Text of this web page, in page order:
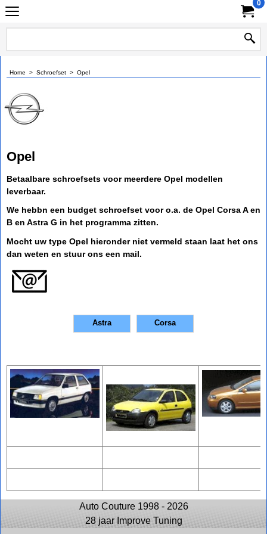
0
Home > Schroefset > Opel
Opel
Betaalbare schroefsets voor meerdere Opel modellen
leverbaar.
We hebbn een budget schroefset voor o.a. de Opel Corsa A en
B en Astra G in het programma zitten.
Mocht uw type Opel hieronder niet vermeld staan laat het ons
dan weten en stuur ons een mail.
Astra Corsa
Auto Couture 1998 - 2026
28 jaar Improve Tuning